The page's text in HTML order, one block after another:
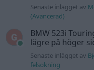
Senaste inlägget av
(Avancerad)
BMW 523i
lägre på höger
Senaste inlägget av
felsökning